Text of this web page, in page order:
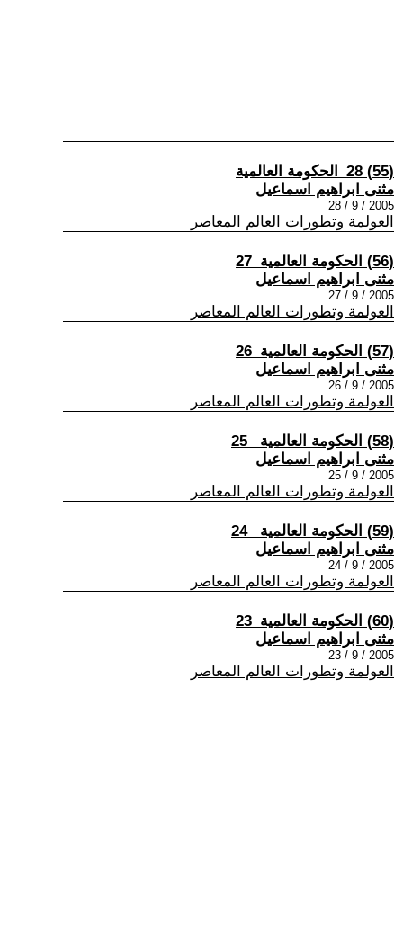
(55) 28_الحكومة العالمية
مثنى ابراهيم اسماعيل
2005 / 9 / 28
العولمة وتطورات العالم المعاصر
(56) الحكومة العالمية_27
مثنى ابراهيم اسماعيل
2005 / 9 / 27
العولمة وتطورات العالم المعاصر
(57) الحكومة العالمية_26
مثنى ابراهيم اسماعيل
2005 / 9 / 26
العولمة وتطورات العالم المعاصر
(58) الحكومة العالمية_ 25
مثنى ابراهيم اسماعيل
2005 / 9 / 25
العولمة وتطورات العالم المعاصر
(59) الحكومة العالمية _24
مثنى ابراهيم اسماعيل
2005 / 9 / 24
العولمة وتطورات العالم المعاصر
(60) الحكومة العالمية_23
مثنى ابراهيم اسماعيل
2005 / 9 / 23
العولمة وتطورات العالم المعاصر